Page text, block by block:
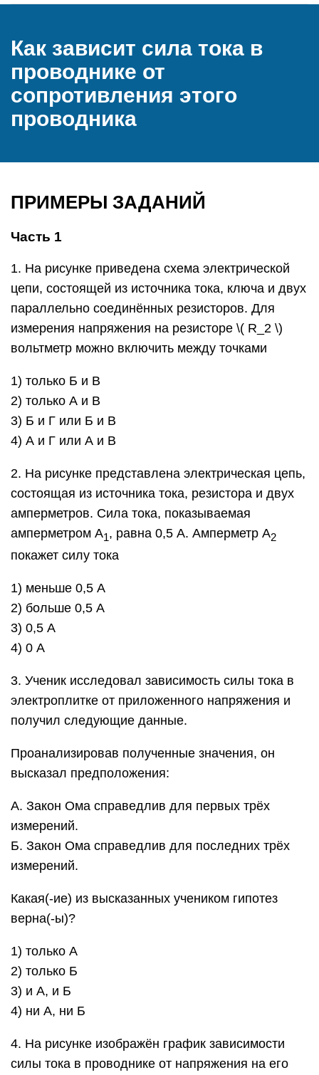
Как зависит сила тока в
проводнике от
сопротивления этого
проводника
ПРИМЕРЫ ЗАДАНИЙ
Часть 1
1. На рисунке приведена схема электрической
цепи, состоящей из источника тока, ключа и двух
параллельно соединённых резисторов. Для
измерения напряжения на резисторе ​\( R_2 \)​
вольтметр можно включить между точками
1) только Б и В
2) только А и В
3) Б и Г или Б и В
4) А и Г или А и В
2. На рисунке представлена электрическая цепь,
состоящая из источника тока, резистора и двух
амперметров. Сила тока, показываемая
амперметром А1, равна 0,5 А. Амперметр А2
покажет силу тока
1) меньше 0,5 А
2) больше 0,5 А
3) 0,5 А
4) 0 А
3. Ученик исследовал зависимость силы тока в
электроплитке от приложенного напряжения и
получил следующие данные.
Проанализировав полученные значения, он
высказал предположения:
А. Закон Ома справедлив для первых трёх
измерений.
Б. Закон Ома справедлив для последних трёх
измерений.
Какая(-ие) из высказанных учеником гипотез
верна(-ы)?
1) только А
2) только Б
3) и А, и Б
4) ни А, ни Б
4. На рисунке изображён график зависимости
силы тока в проводнике от напряжения на его